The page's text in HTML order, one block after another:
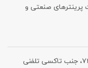
صنعتی و
آدرس : اصفهان، خیابان امام خمینی، کوچه۷۴، جنب تاکسی تلفنی